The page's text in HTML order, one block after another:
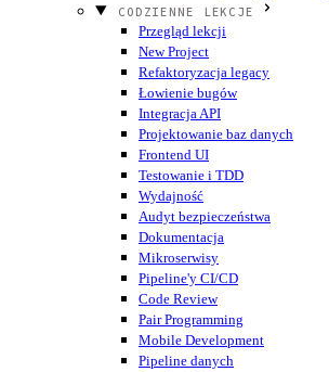
CODZIENNE LEKCJE
Przegląd lekcji
New Project
Refaktoryzacja legacy
Łowienie bugów
Integracja API
Projektowanie baz danych
Frontend UI
Testowanie i TDD
Wydajność
Audyt bezpieczeństwa
Dokumentacja
Mikroserwisy
Pipeline'y CI/CD
Code Review
Pair Programming
Mobile Development
Pipeline danych